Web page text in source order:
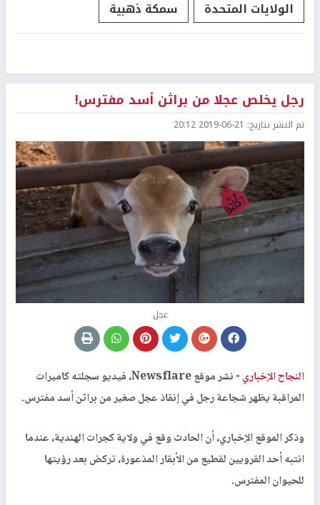
الولايات المتحدة
سمكة ذهبية
رجل يخلص عجلا من براثن أسد مفترس!
تم النشر بتاريخ: 2019-06-21 20:12
عجل
النجاح الإخباري -
نشر موقع Newsflare‎، فيديو سجلته كاميرات
المراقبة يظهر شجاعة رجل في إنقاذ عجل صغير من براثن أسد مفترس.
وذكر الموقع الإخباري، أن الحادث وقع في ولاية كجرات الهندية، عندما
انتبه أحد القرويين لقطيع من الأبقار المذعورة، تركض بعد رؤيتها
للحيوان المفترس.